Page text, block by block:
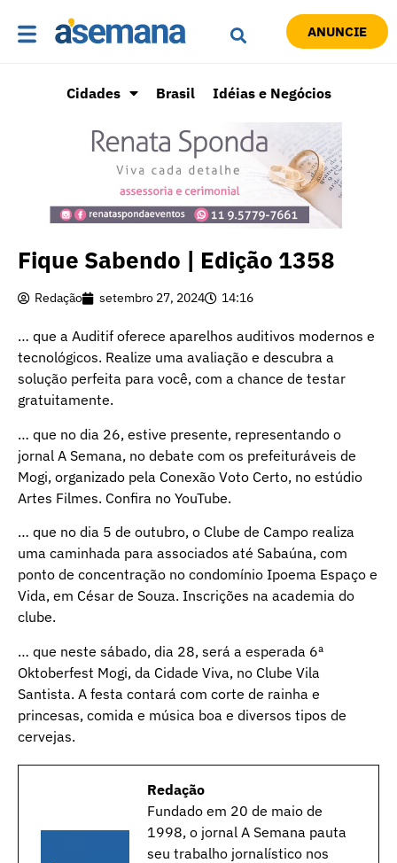
ANUNCIE
Cidades Brasil Idéias e Negócios
Fique Sabendo | Edição 1358
Redação setembro 27, 2024 14:16
… que a Auditif oferece aparelhos auditivos modernos e
tecnológicos. Realize uma avaliação e descubra a
solução perfeita para você, com a chance de testar
gratuitamente.
… que no dia 26, estive presente, representando o
jornal A Semana, no debate com os prefeituráveis de
Mogi, organizado pela Conexão Voto Certo, no estúdio
Artes Filmes. Confira no YouTube.
… que no dia 5 de outubro, o Clube de Campo realiza
uma caminhada para associados até Sabaúna, com
ponto de concentração no condomínio Ipoema Espaço e
Vida, em César de Souza. Inscrições na academia do
clube.
… que neste sábado, dia 28, será a esperada 6ª
Oktoberfest Mogi, da Cidade Viva, no Clube Vila
Santista. A festa contará com corte de rainha e
princesas, comida e música boa e diversos tipos de
cervejas.
Redação
Fundado em 20 de maio de
1998, o jornal A Semana pauta
seu trabalho jornalístico nos